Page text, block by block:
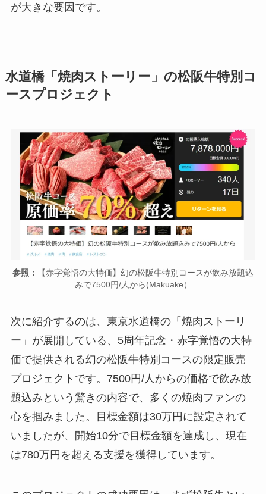
が大きな要因です。
水道橋「焼肉ストーリー」の松阪牛特別コ
ースプロジェクト
参照：
【赤字覚悟の大特価】幻の松阪牛特別コースが飲み放題込
みで7500円/人から(Makuake）
次に紹介するのは、東京水道橋の「焼肉ストーリ
ー」が展開している、5周年記念・赤字覚悟の大特
価で提供される幻の松阪牛特別コースの限定販売
プロジェクトです。7500円/人からの価格で飲み放
題込みという驚きの内容で、多くの焼肉ファンの
心を掴みました。目標金額は30万円に設定されて
いましたが、開始10分で目標金額を達成し、現在
は780万円を超える支援を獲得しています。